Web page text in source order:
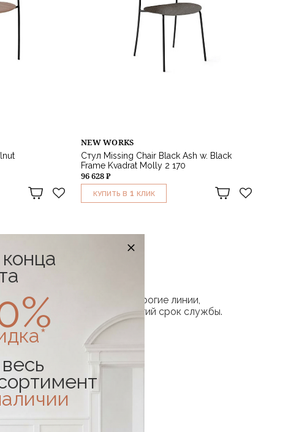
NEW WORKS
Стул Missing Chair Black Ash w. Black
Frame Kvadrat Molly 2 170
96 628 ₽
КУПИТЬ В 1 КЛИК
Основные черты: строгие линии,
удобна, рассчитана на долгий срок службы.